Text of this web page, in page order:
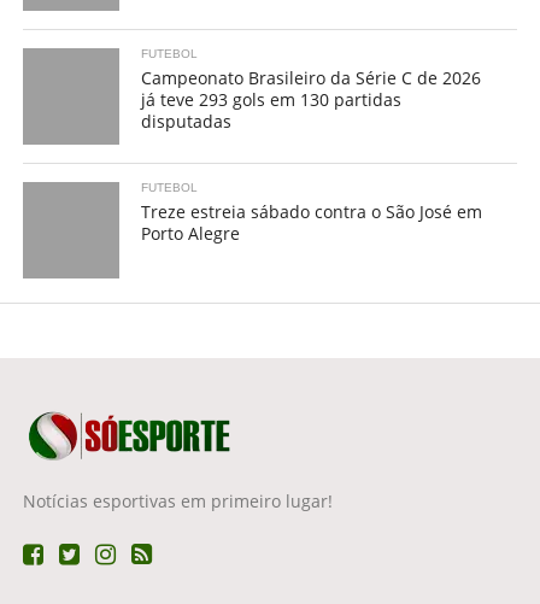
FUTEBOL
Campeonato Brasileiro da Série C de 2026
já teve 293 gols em 130 partidas
disputadas
FUTEBOL
Treze estreia sábado contra o São José em
Porto Alegre
Notícias esportivas em primeiro lugar!